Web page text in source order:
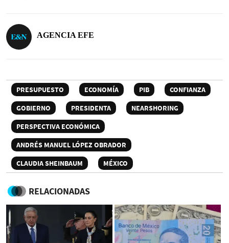
AGENCIA EFE
PRESUPUESTO ECONOMÍA PIB
CONFIANZA
GOBIERNO
PRESIDENTA
NEARSHORING
PERSPECTIVA ECONÓMICA
ANDRÉS MANUEL LÓPEZ OBRADOR
CLAUDIA SHEINBAUM
MÉXICO
RELACIONADAS